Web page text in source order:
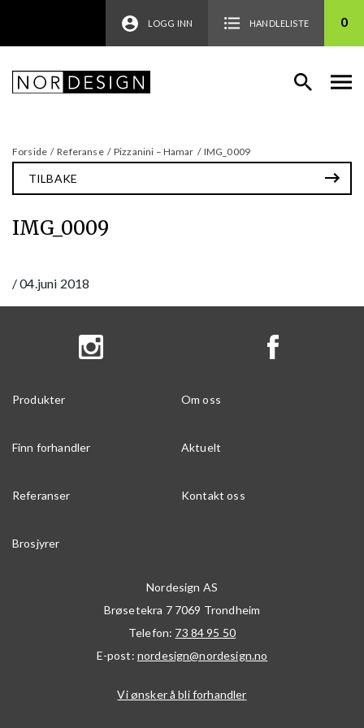
LOGG INN HANDLELISTE 0
Forside / Referanse / Pizzanini – Hamar / IMG_0009
TILBAKE
IMG_0009
/04.juni 2018
Produkter Om oss
Finn forhandler Aktuelt
Referanser Kontakt oss
Brosjyrer
Nordesign AS
Brøsetekra 7 7069 Trondheim
Telefon: 73 84 95 50
E-post: nordesign@nordesign.no
Vi ønsker å bli forhandler